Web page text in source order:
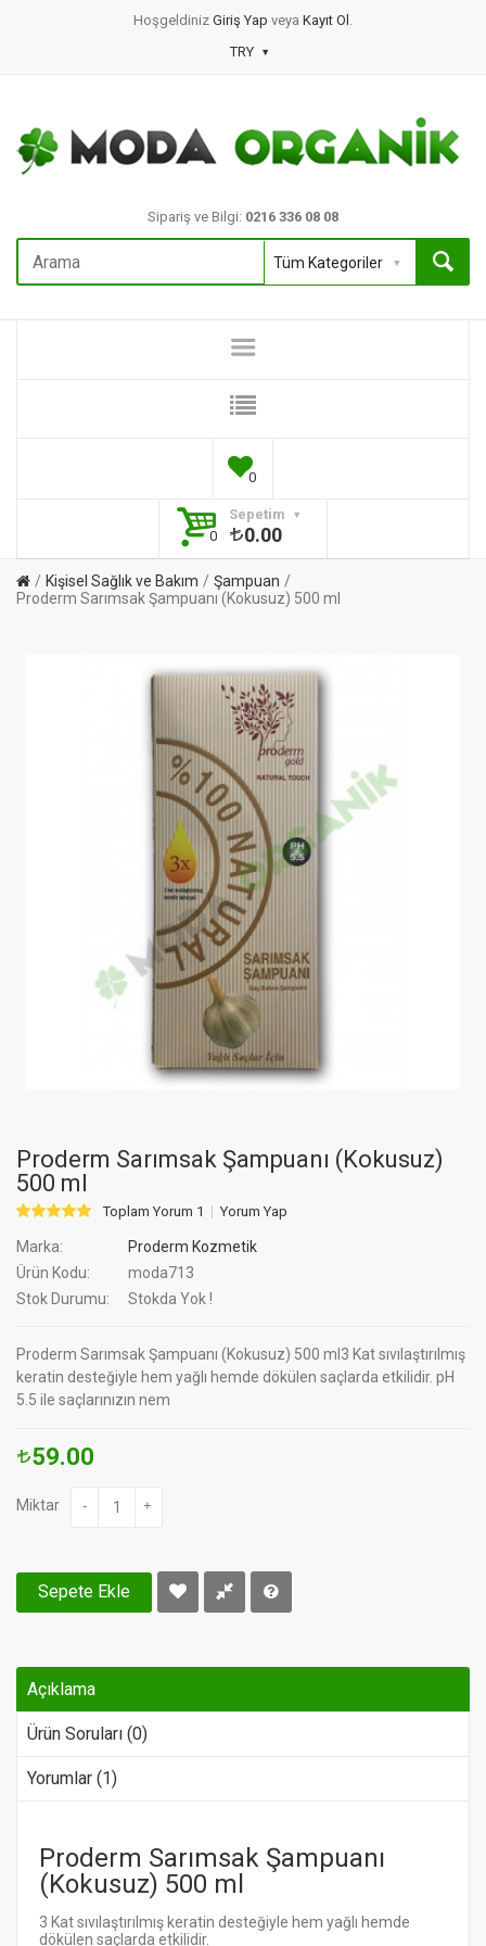
Hoşgeldiniz Giriş Yap veya Kayıt Ol .
TRY
Sipariş ve Bilgi: 0216 336 08 08
0
Sepetim
0
0.00
Kişisel Sağlık ve Bakım
Şampuan
Proderm Sarımsak Şampuanı (Kokusuz) 500 ml
Proderm Sarımsak Şampuanı (Kokusuz)
500 ml
Toplam Yorum 1 Yorum Yap
Marka:
Proderm Kozmetik
Ürün Kodu:
moda713
Stok Durumu:
Stokda Yok !
Proderm Sarımsak Şampuanı (Kokusuz) 500 ml3 Kat sıvılaştırılmış
keratin desteğiyle hem yağlı hemde dökülen saçlarda etkilidir. pH
5.5 ile saçlarınızın nem
59.00
Miktar - +
Sepete Ekle
Açıklama
Ürün Soruları (0)
Yorumlar (1)
Proderm Sarımsak Şampuanı
(Kokusuz) 500 ml
3 Kat sıvılaştırılmış keratin desteğiyle hem yağlı hemde
dökülen saçlarda etkilidir.